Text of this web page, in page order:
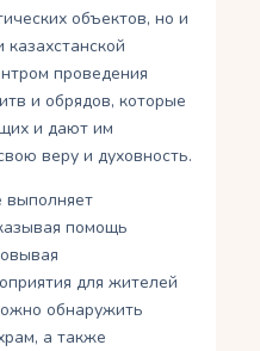
объектов, но и
проведения
и обрядов, которые
и дают им
веру и духовность.
выполняет
помощь
для жителей
обнаружить
а также